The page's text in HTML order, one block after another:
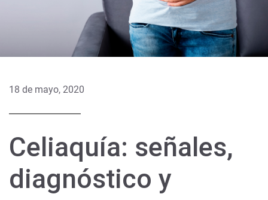
18 de mayo, 2020
Celiaquía: señales,
diagnóstico y